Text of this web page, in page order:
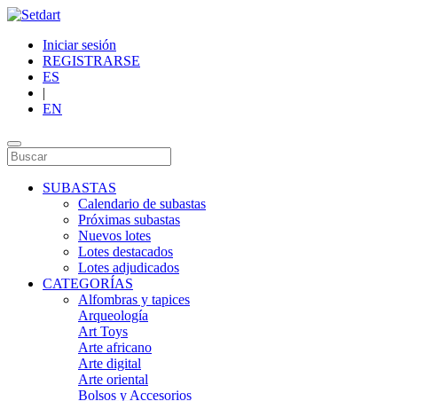
Iniciar sesión
REGISTRARSE
ES
|
EN
SUBASTAS
Calendario de subastas
Próximas subastas
Nuevos lotes
Lotes destacados
Lotes adjudicados
CATEGORÍAS
Alfombras y tapices
Arqueología
Art Toys
Arte africano
Arte digital
Arte oriental
Bolsos y Accesorios